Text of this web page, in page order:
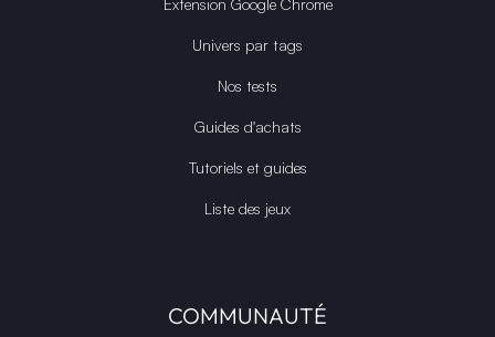
Univers par tags
Nos tests
Guides d'achats
Tutoriels et guides
Liste des jeux
COMMUNAUTÉ